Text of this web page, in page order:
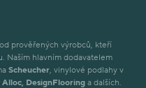
prověřených výrobců, kteří
Naším hlavním dodavatelem
Scheucher , vinylové podlahy v
Alloc, DesignFlooring a dalších.